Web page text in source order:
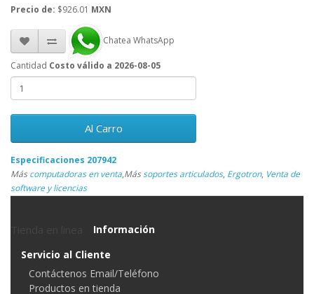
Precio de: $926.01 MXN
Chatea WhatsApp
Cantidad Costo válido a 2026-08-05
Al Carro
Especificaciones 207942
Máscomputadoras en venta,Mássoportes articulados, Ergotron, Venta de
software y licencias
Información
Servicio al Cliente
Contáctenos Email/Teléfono
Productos en tienda